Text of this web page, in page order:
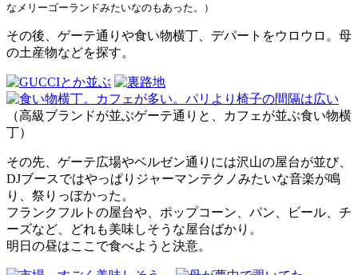
なメリーゴーランドみたいなのもあった。）
その後、ゲーテ通りや食い物横丁、デパートをウロウロ。母
の土産物などを探す。
（高級ブランドが並ぶゲーテ通りと、カフェが並ぶ食い物横
丁）
その先、ゲーテ広場やベルゼン通りには沢山の屋台が並び、
DJブースではやっぱりジャーマンテクノみたいな音楽が鳴
り、祭りっぽかった。
フランクフルトの屋台や、ポップコーン、パン、ビール、チ
ーズなど、どれも美味しそうな屋台ばかり。
明日の昼はここで食べようと決意。